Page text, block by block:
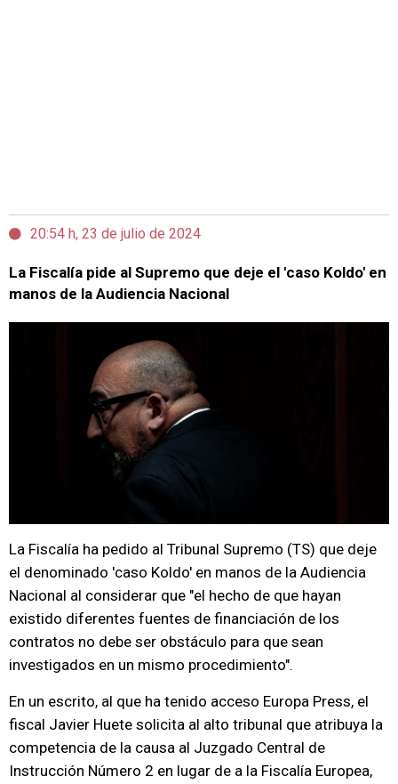
20:54 h, 23 de julio de 2024
La Fiscalía pide al Supremo que deje el 'caso Koldo' en
manos de la Audiencia Nacional
La Fiscalía ha pedido al Tribunal Supremo (TS) que deje
el denominado 'caso Koldo' en manos de la Audiencia
Nacional al considerar que "el hecho de que hayan
existido diferentes fuentes de financiación de los
contratos no debe ser obstáculo para que sean
investigados en un mismo procedimiento".
En un escrito, al que ha tenido acceso Europa Press, el
fiscal Javier Huete solicita al alto tribunal que atribuya la
competencia de la causa al Juzgado Central de
Instrucción Número 2 en lugar de a la Fiscalía Europea,